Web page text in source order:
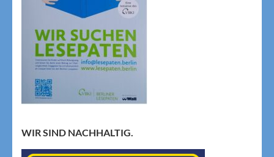
WIR SIND NACHHALTIG.